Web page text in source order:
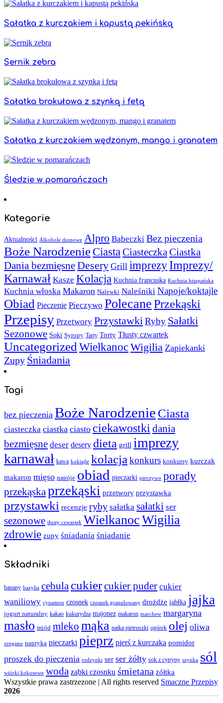
Sałatka z kurczakiem i kapustą pekińską
Sernik zebra
Sałatka brokułowa z szynką i fetą
Sałatka z kurczakiem wędzonym, mango i granatem
Śledzie w pomarańczach
Kategorie
Aktualności Alkohole domowe Alpro Babeczki Bez pieczenia
Boże NarodzenieCiastaCiasteczkaCiastka
Dania bezmięsneDesery Grill imprezy Imprezy/
Karnawał Kasze Kolacja Kuchnia francuska Kuchnia hiszpańska
Kuchnia włoska Makaron Nalewki Naleśniki Napoje/koktajle
Obiad Pieczenie Pieczywo PolecanePrzekąski
Przepisy Przetwory PrzystawkiRyby Sałatki
Sezonowe Soki Syropy Tarty Torty Tłusty czwartek
Uncategorized WielkanocWigilia Zapiekanki
Zupy Śniadania
Tagi
bez pieczenia Boże Narodzenie Ciasta
ciasteczka ciastka ciasto ciekawostki dania
bezmięsne deser desery dieta grill imprezy
karnawał kawa koktajle kolacja konkurs konkursy kurczak
makaron mięso napóje obiad pieczarki pieczywo porady
przekąskaprzekąski przetwory przystawka
przystawki recenzje ryby sałatka sałatki ser
sezonowe tłusty czwartek WielkanocWigilia
zdrowie zupy śniadania śniadanie
Składniki
banany bazylia cebula cukiercukier puder cukier
waniliowy cynamon czosnek czosnek granulowany drożdże jabłka jajka
jogurt naturalny kakao kukurydza majonez makaron marchew margaryna
masło miód mleko mąka natka pietruszki ogórek olej oliwa
oregano papryka pieczarki pieprz pierś z kurczaka pomidor
proszek do pieczenia rodzynki ser ser żółty sok z cytryny szynka sól
wiórki kokosowe woda ząbki czosnku śmietana żółtka
Wszystkie prawa zastrzezone | All rights reserved Smaczne Przepisy
2026